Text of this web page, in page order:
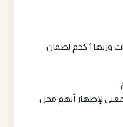
سيتم توزيع جميع اللحوم في عبوات وزنها 1 كجم لضمان
لإظهار أنهم محل